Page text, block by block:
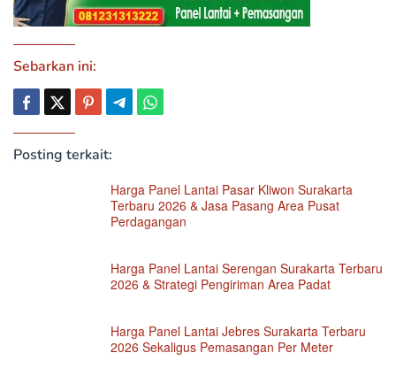
Sebarkan ini:
Posting terkait:
Harga Panel Lantai Pasar Kliwon Surakarta
Terbaru 2026 & Jasa Pasang Area Pusat
Perdagangan
Harga Panel Lantai Serengan Surakarta Terbaru
2026 & Strategi Pengiriman Area Padat
Harga Panel Lantai Jebres Surakarta Terbaru
2026 Sekaligus Pemasangan Per Meter